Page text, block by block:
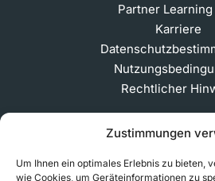
Zustimmungen
Um Ihnen ein optimales Erlebnis zu bieten,
wie Cookies, um Geräteinformationen zu
Partner
Karriere
Rechtlicher